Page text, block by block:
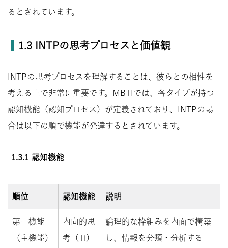
るとされています。
1.3 INTPの思考プロセスと価値観
INTPの思考プロセスを理解することは、彼らとの相性を
考える上で非常に重要です。MBTIでは、各タイプが持つ
認知機能（認知プロセス）が定義されており、INTPの場
合は以下の順で機能が発達するとされています。
1.3.1 認知機能
順位 認知機能 説明
第一機能
（主機能）
内向的思
考（Ti）
論理的な枠組みを内面で構築
し、情報を分類・分析する